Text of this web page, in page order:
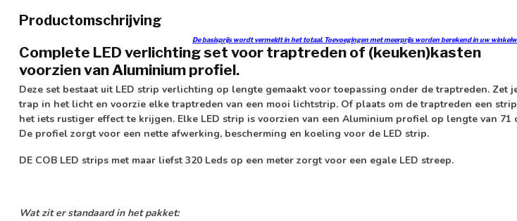
Productomschrijving
De basisprijs wordt vermeldt in het totaal. Toevoegingen met meerprijs worden berekend in uw
Complete LED verlichting set voor traptreden of (keuken)kasten
voorzien van Aluminium profiel.
Deze set bestaat uit LED strip verlichting op lengte gemaakt voor toepassing onder de traptreden. Zet
trap in het licht en voorzie elke traptreden van een mooi lichtstrip. Of plaats om de traptreden een
het iets rustiger effect te krijgen. Elke LED strip is voorzien van een Aluminium profiel op lengte van 71
De profiel zorgt voor een nette afwerking, bescherming en koeling voor de LED strip.
DE COB LED strips met maar liefst 320 Leds op een meter zorgt voor een egale LED streep.
Wat zit er standaard in het pakket: